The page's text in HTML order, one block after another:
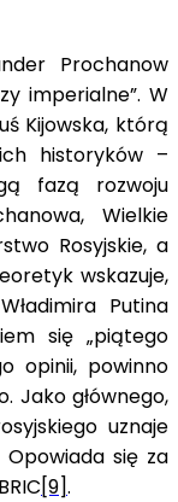
Prochanow
imperialne”. W
Kijowska, którą
historyków –
fazą rozwoju
Wielkie
Rosyjskie, a
wskazuje,
Putina
się „piątego
opinii, powinno
Jako głównego,
uznaje
Opowiada się za
[9].